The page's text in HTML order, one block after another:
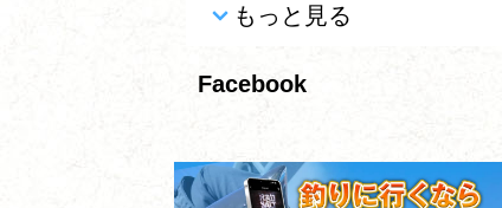
もっと見る
Facebook